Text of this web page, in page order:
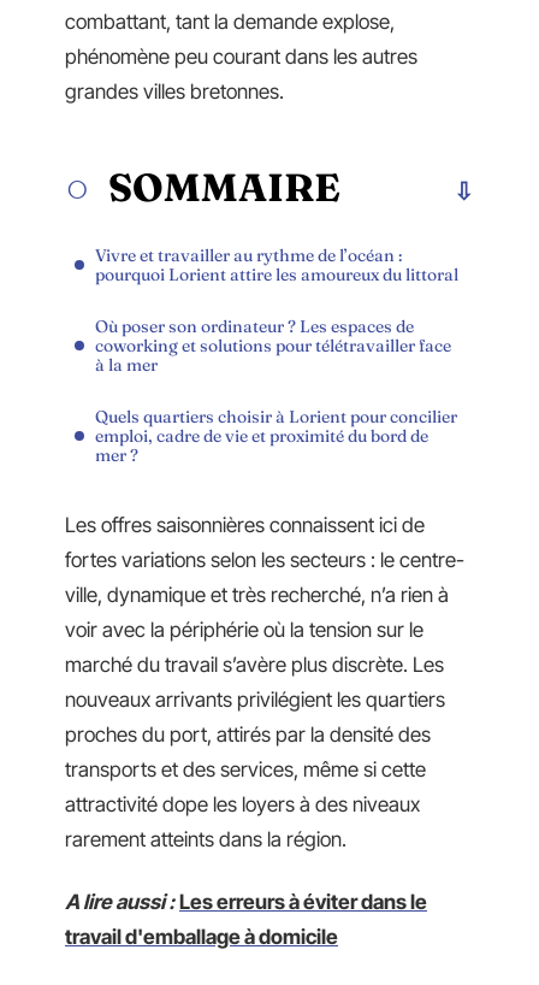
combattant, tant la demande explose,
phénomène peu courant dans les autres
grandes villes bretonnes.
SOMMAIRE
Vivre et travailler au rythme de l’océan :
pourquoi Lorient attire les amoureux du littoral
Où poser son ordinateur ? Les espaces de
coworking et solutions pour télétravailler face
à la mer
Quels quartiers choisir à Lorient pour concilier
emploi, cadre de vie et proximité du bord de
mer ?
Les offres saisonnières connaissent ici de
fortes variations selon les secteurs : le centre-
ville, dynamique et très recherché, n’a rien à
voir avec la périphérie où la tension sur le
marché du travail s’avère plus discrète. Les
nouveaux arrivants privilégient les quartiers
proches du port, attirés par la densité des
transports et des services, même si cette
attractivité dope les loyers à des niveaux
rarement atteints dans la région.
A lire aussi : Les erreurs à éviter dans le
travail d'emballage à domicile